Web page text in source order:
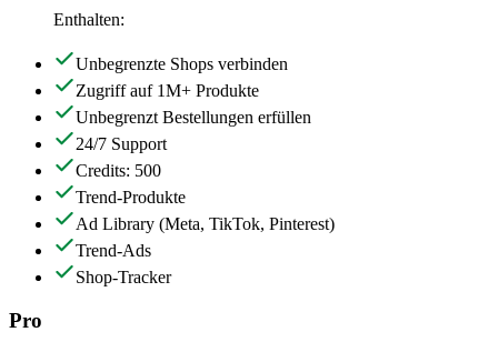
Enthalten:
Unbegrenzte Shops verbinden
Zugriff auf 1M+ Produkte
Unbegrenzt Bestellungen erfüllen
24/7 Support
Credits: 500
Trend-Produkte
Ad Library (Meta, TikTok, Pinterest)
Trend-Ads
Shop-Tracker
Pro